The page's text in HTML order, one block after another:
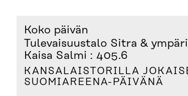
Koko päivän
Tulevaisuustalo Sitra &
Kaisa Salmi : 405.6
KANSALAISTORILLA
SUOMIAREENA-PÄIVÄNÄ